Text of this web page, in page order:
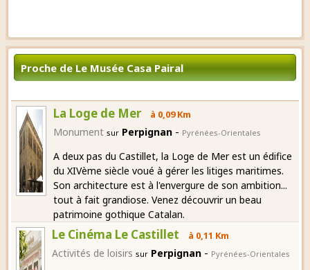
Proche de Le Musée Casa Pairal
La Loge de Mer à 0,09 Km
Monument sur Perpignan - Pyrénées-Orientales
A deux pas du Castillet, la Loge de Mer est un édifice
du XIVème siècle voué à gérer les litiges maritimes.
Son architecture est à l'envergure de son ambition...
tout à fait grandiose. Venez découvrir un beau
patrimoine gothique Catalan.
Le Cinéma Le Castillet à 0,11 Km
Activités de loisirs sur Perpignan - Pyrénées-Orientales